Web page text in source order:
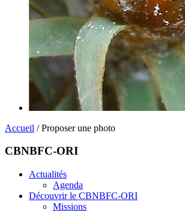
Accueil / Proposer une photo
CBNBFC-ORI
Actualités
Agenda
Découvrir le CBNBFC-ORI
Missions